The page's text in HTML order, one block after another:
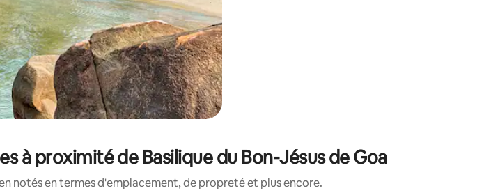
à proximité de Basilique du Bon-Jésus de Goa
notés en termes d'emplacement, de propreté et plus encore.